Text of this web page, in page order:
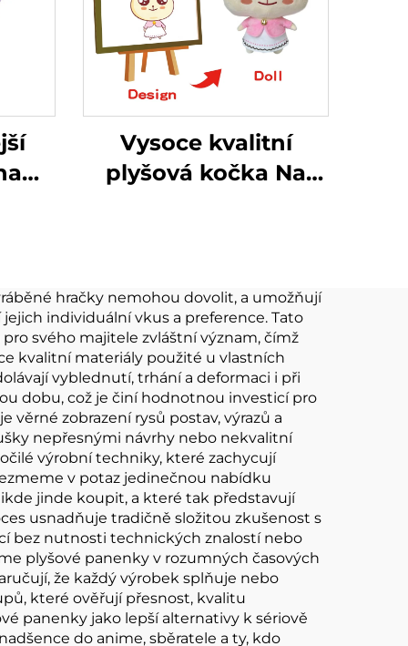
Vysoce kvalitní
plyšová kočka Na
hračky nemohou dovolit, a umožňují
individuální vkus a preference. Tato
svého majitele zvláštní význam, čímž
kvalitní materiály použité u vlastních
vyblednutí, trhání a deformaci i při
dobu, což je činí hodnotnou investicí pro
zobrazení rysů postav, výrazů a
nepřesnými návrhy nebo nekvalitní
výrobní techniky, které zachycují
v potaz jedinečnou nabídku
jinde koupit, a které tak představují
usnadňuje tradičně složitou zkušenost s
bez nutnosti technických znalostí nebo
plyšové panenky v rozumných časových
že každý výrobek splňuje nebo
které ověřují přesnost, kvalitu
panenky jako lepší alternativy k sériově
do anime, sběratele a ty, kdo